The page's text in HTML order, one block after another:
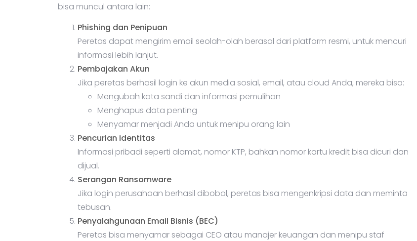
bisa muncul antara lain:
Phishing dan Penipuan
Peretas dapat mengirim email seolah-olah berasal dari platform resmi, untuk mencuri
informasi lebih lanjut.
Pembajakan Akun
Jika peretas berhasil login ke akun media sosial, email, atau cloud Anda, mereka bisa:
Mengubah kata sandi dan informasi pemulihan
Menghapus data penting
Menyamar menjadi Anda untuk menipu orang lain
Pencurian Identitas
Informasi pribadi seperti alamat, nomor KTP, bahkan nomor kartu kredit bisa dicuri dan
dijual.
Serangan Ransomware
Jika login perusahaan berhasil dibobol, peretas bisa mengenkripsi data dan meminta
tebusan.
Penyalahgunaan Email Bisnis (BEC)
Peretas bisa menyamar sebagai CEO atau manajer keuangan dan menipu staf